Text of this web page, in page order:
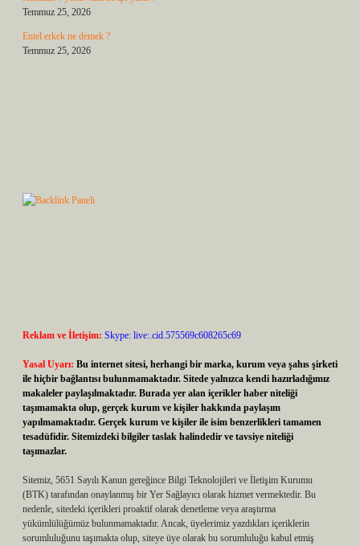
Temmuz 25, 2026
Entel erkek ne demek ?
Temmuz 25, 2026
Reklam ve İletişim: Skype: live:.cid.575569c608265c69
Yasal Uyarı: Bu internet sitesi, herhangi bir marka, kurum veya şahıs şirketi
ile hiçbir bağlantısı bulunmamaktadır. Sitede yalnızca kendi hazırladığımız
makaleler paylaşılmaktadır. Burada yer alan içerikler haber niteliği
taşımamakta olup, gerçek kurum ve kişiler hakkında paylaşım
yapılmamaktadır. Gerçek kurum ve kişiler ile isim benzerlikleri tamamen
tesadüfidir. Sitemizdeki bilgiler taslak halindedir ve tavsiye niteliği
taşımazlar.
Sitemiz, 5651 Sayılı Kanun gereğince Bilgi Teknolojileri ve İletişim Kurumu
(BTK) tarafından onaylanmış bir Yer Sağlayıcı olarak hizmet vermektedir. Bu
nedenle, sitedeki içerikleri proaktif olarak denetleme veya araştırma
yükümlülüğümüz bulunmamaktadır. Ancak, üyelerimiz yazdıkları içeriklerin
sorumluluğunu taşımakta olup, siteye üye olarak bu sorumluluğu kabul etmiş